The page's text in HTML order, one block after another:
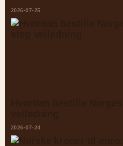
2026-07-25
2026-07-24